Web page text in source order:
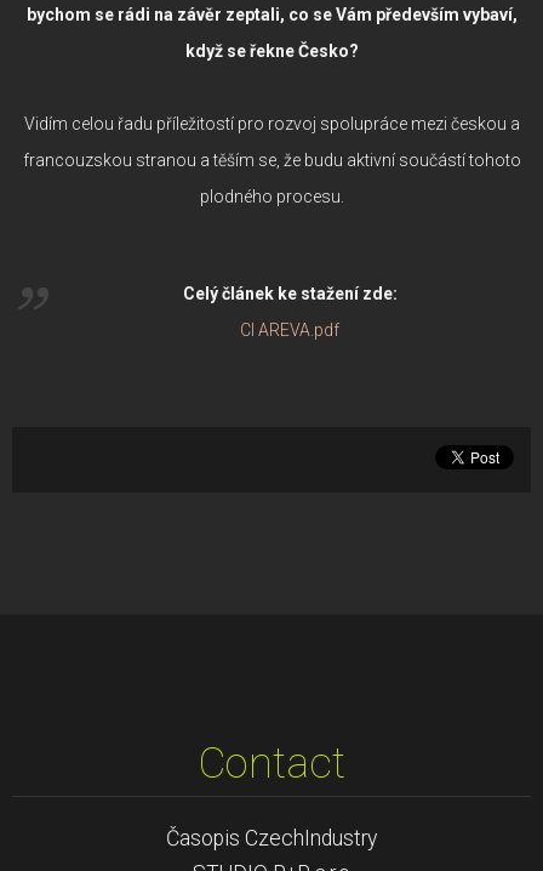
bychom se rádi na závěr zeptali, co se Vám především vybaví,
když se řekne Česko?
Vidím celou řadu příležitostí pro rozvoj spolupráce mezi českou a
francouzskou stranou a těším se, že budu aktivní součástí tohoto
plodného procesu.
Celý článek ke stažení zde:
CI AREVA.pdf
Contact
Časopis CzechIndustry